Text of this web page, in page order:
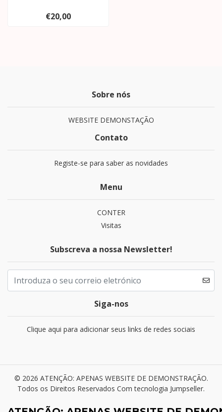
€20,00
Sobre nós
WEBSITE DEMONSTAÇÃO
Contato
Registe-se para saber as novidades
Menu
CONTER
Visitas
Subscreva a nossa Newsletter!
Siga-nos
Clique aqui para adicionar seus links de redes sociais
© 2026 ATENÇÃO: APENAS WEBSITE DE DEMONSTRAÇÃO.
Todos os Direitos Reservados Com tecnologia Jumpseller.